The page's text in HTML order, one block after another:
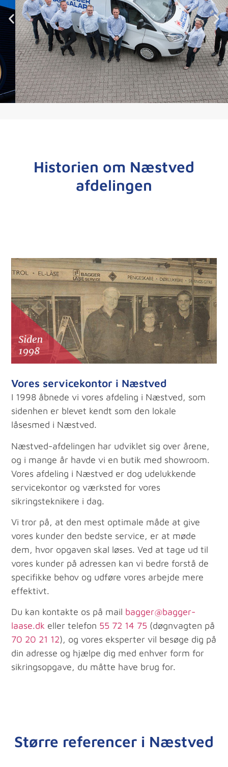
Historien om Næstved
afdelingen
Vores servicekontor i Næstved
I 1998 åbnede vi vores afdeling i Næstved, som
sidenhen er blevet kendt som den lokale
låsesmed i Næstved.
Næstved-afdelingen har udviklet sig over årene,
og i mange år havde vi en butik med showroom.
Vores afdeling i Næstved er dog udelukkende
servicekontor og værksted for vores
sikringsteknikere i dag.
Vi tror på, at den mest optimale måde at give
vores kunder den bedste service, er at møde
dem, hvor opgaven skal løses. Ved at tage ud til
vores kunder på adressen kan vi bedre forstå de
specifikke behov og udføre vores arbejde mere
effektivt.
Du kan kontakte os på mail bagger@bagger-
laase.dk eller telefon 55 72 14 75 (døgnvagten på
70 20 21 12), og vores eksperter vil besøge dig på
din adresse og hjælpe dig med enhver form for
sikringsopgave, du måtte have brug for.
Større referencer i Næstved